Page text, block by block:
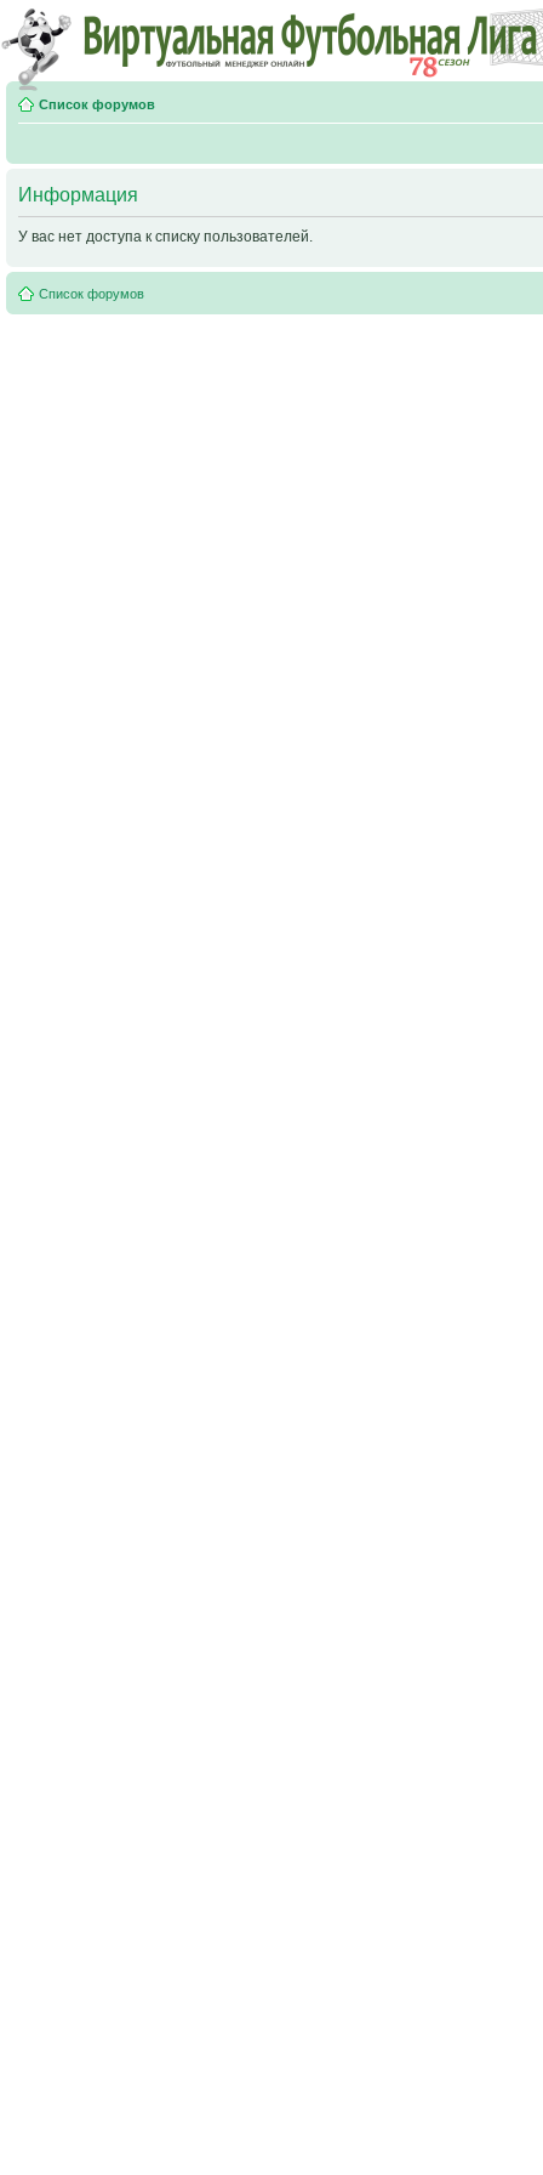
Список форумов
Информация
У вас нет доступа к списку пользователей.
Список форумов